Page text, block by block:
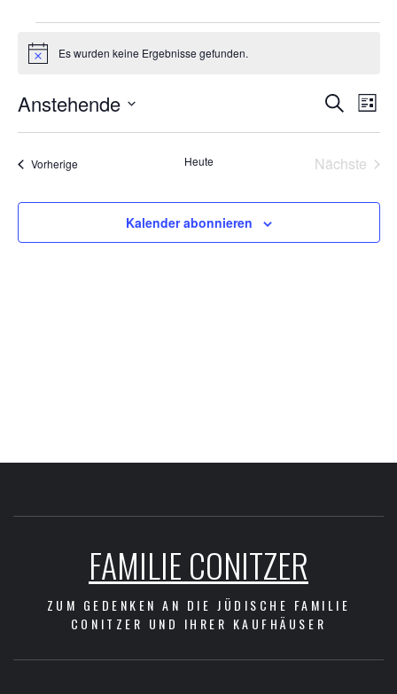
HinweisEs wurden keine Ergebnisse gefunden.
Suche
und
Suche Liste
Anstehende
Datum
VorherigeVeranstaltungen Heute
Nächste
Kalender abonnieren
FAMILIE CONITZER
ZUM GEDENKEN AN DIE JÜDISCHE FAMILIE
CONITZER UND IHRER KAUFHÄUSER